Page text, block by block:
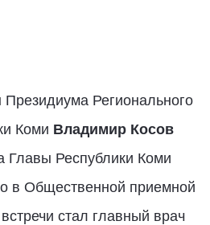
Регионального
Коми Владимир Косов
Главы Республики Коми
в Общественной приемной
стал главный врач